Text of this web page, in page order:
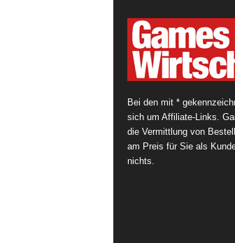
Bei den mit *
sich um Affiliate-Links.
die Vermittlung von
am Preis für Sie als
nichts.